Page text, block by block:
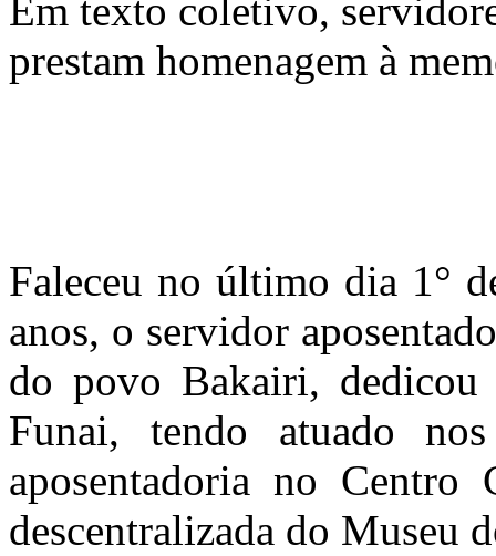
Em texto coletivo,
prestam homenagem à
Faleceu no último dia 1°
anos, o servidor
do povo Bakairi,
Funai, tendo atuado
aposentadoria no
descentralizada do Museu